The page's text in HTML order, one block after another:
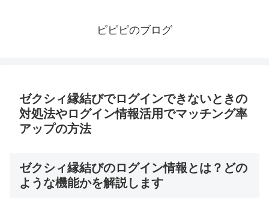
ピピピのブログ
ゼクシィ縁結びでログインできないときの
対処法やログイン情報活用でマッチング率
アップの方法
ゼクシィ縁結びのログイン情報とは？どの
ような機能かを解説します